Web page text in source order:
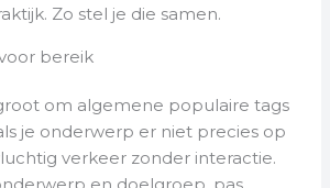
Zo stel je die samen.
bereik
om algemene populaire tags
je onderwerp er niet precies op
verkeer zonder interactie.